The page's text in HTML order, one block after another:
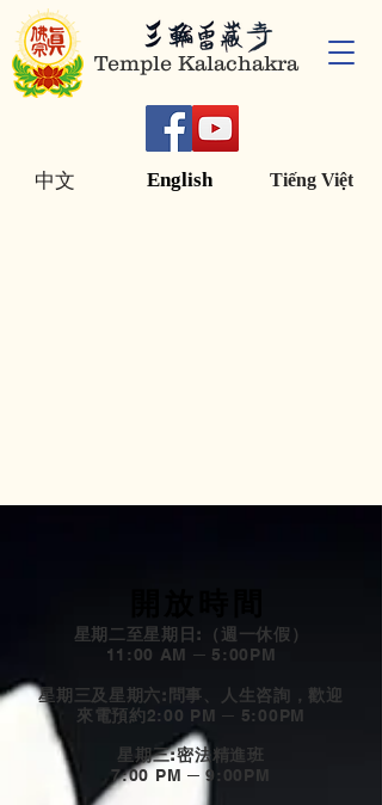
Temple Kalachakra
English Tiếng Việt
中文
星期二至星期日:（週一休假）
11:00 AM ─ 5:00PM
星期三及星期六:問事、人生咨詢，歡迎
來電預約2:00 PM ─ 5:00PM
星期三:密法精進班
7:00 PM ─ 9:00PM